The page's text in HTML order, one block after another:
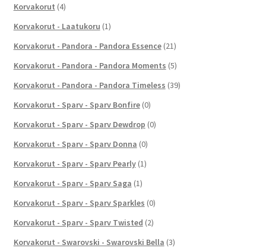
Korvakorut (4)
Korvakorut - Laatukoru (1)
Korvakorut - Pandora - Pandora Essence (21)
Korvakorut - Pandora - Pandora Moments (5)
Korvakorut - Pandora - Pandora Timeless (39)
Korvakorut - Sparv - Sparv Bonfire (0)
Korvakorut - Sparv - Sparv Dewdrop (0)
Korvakorut - Sparv - Sparv Donna (0)
Korvakorut - Sparv - Sparv Pearly (1)
Korvakorut - Sparv - Sparv Saga (1)
Korvakorut - Sparv - Sparv Sparkles (0)
Korvakorut - Sparv - Sparv Twisted (2)
Korvakorut - Swarovski - Swarovski Bella (3)